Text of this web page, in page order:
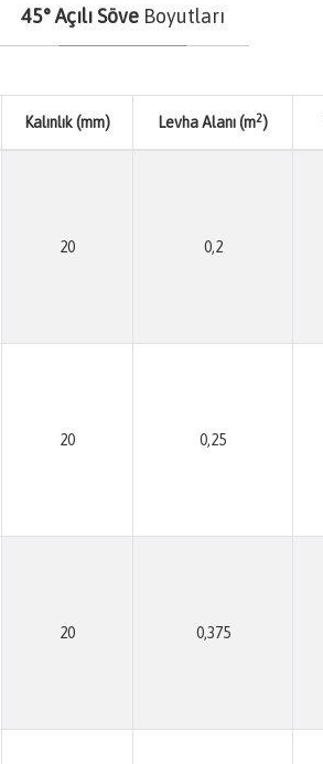
45° Açılı SöveBoyutları
Kalınlık (mm) Levha Alanı (m2)
20 0,2
20 0,25
20 0,375